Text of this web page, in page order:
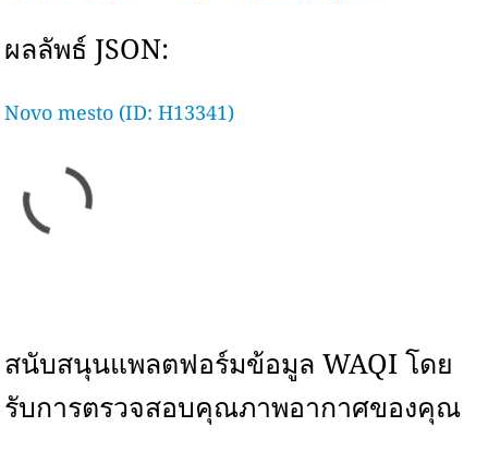
ผลลัพธ์ JSON:
Novo mesto (ID: H13341)
สนับสนุนแพลตฟอร์มข้อมูล WAQI โดย
รับการตรวจสอบคุณภาพอากาศของคุณ